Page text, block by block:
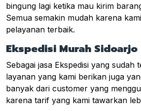
bingung lagi ketika mau kirim
Semua semakin mudah karena
pelayanan terbaik.
Ekspedisi Murah
Sebagai jasa Ekspedisi yang sudah
layanan yang kami berikan juga
banyak dari customer yang
karena tarif yang kami tawarkan